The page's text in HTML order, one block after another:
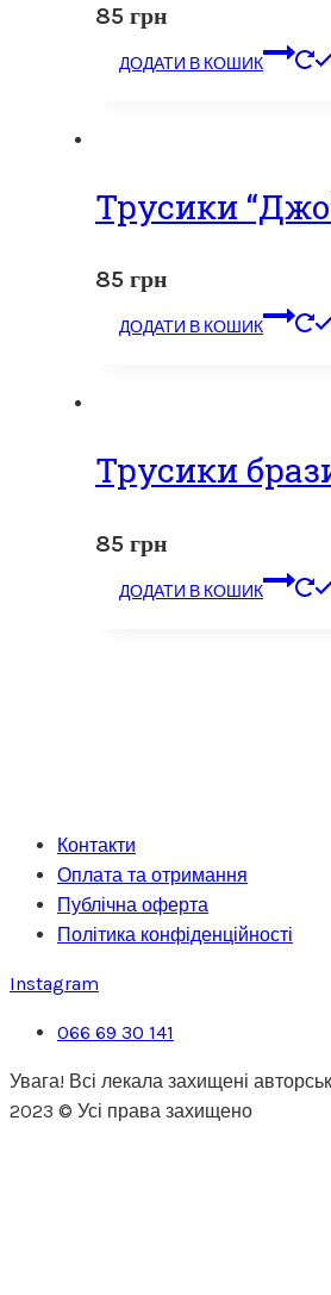
85 грн
ДОДАТИ В КОШИК
Трусики
85 грн
ДОДАТИ В КОШИК
Трусики
85 грн
ДОДАТИ В КОШИК
Контакти
Оплата та отримання
Публічна оферта
Політика конфіденційності
Instagram
066 69 30 141
Увага! Всі лекала захищені
2023 © Усі права захищено